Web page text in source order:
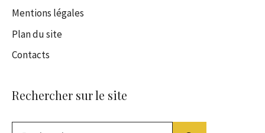
Mentions légales
Plan du site
Contacts
Rechercher sur le site